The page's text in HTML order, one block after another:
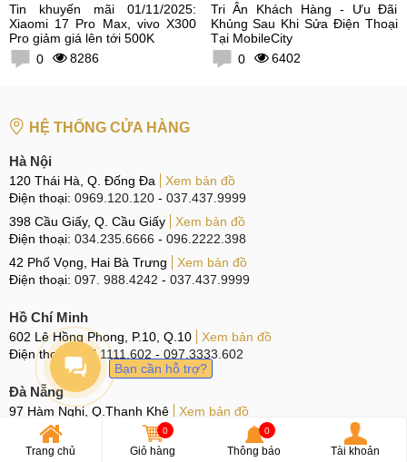
Tin khuyến mãi 01/11/2025:
Xiaomi 17 Pro Max, vivo X300
Pro giảm giá lên tới 500K
0
8286
Tri Ân Khách Hàng - Ưu Đãi
Khủng Sau Khi Sửa Điện Thoại
Tại MobileCity
0
6402
HỆ THỐNG CỬA HÀNG
Hà Nội
120 Thái Hà, Q. Đống Đa
Xem bản đồ
Điện thoại: 0969.120.120 - 037.437.9999
398 Cầu Giấy, Q. Cầu Giấy
Xem bản đồ
Điện thoại: 034.235.6666 - 096.2222.398
42 Phố Vọng, Hai Bà Trưng
Xem bản đồ
Điện thoại: 097. 988.4242 - 037.437.9999
Hồ Chí Minh
602 Lê Hồng Phong, P.10, Q.10
Xem bản đồ
Điện thoại:097.1111.602 - 097.3333.602
Đà Nẵng
97 Hàm Nghi, Q.Thanh Khê
Xem bản đồ
Điện thoại:
096.123.9797-097.123.9797
Trang chủ
0
Giỏ hàng
0
Thông báo Tài khoản
Bạn cần hỗ trợ?